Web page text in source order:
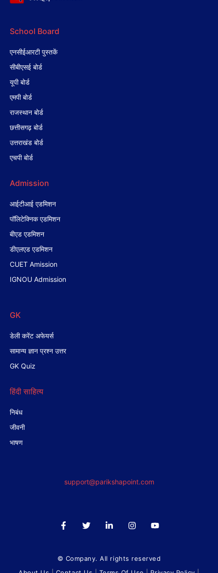
School Board
एनसीईआरटी पुस्तकें
सीबीएसई बोर्ड
यूपी बोर्ड
एमपी बोर्ड
राजस्थान बोर्ड
छत्तीसगढ़ बोर्ड
उत्तराखंड बोर्ड
एचपी बोर्ड
Admission
आईटीआई एडमिशन
पॉलिटेक्निक एडमिशन
बीएड एडमिशन
डीएलएड एडमिशन
CUET Amission
IGNOU Admission
GK
डेली करेंट अफेयर्स
सामान्य ज्ञान प्रश्न उत्तर
GK Quiz
हिंदी साहित्य
निबंध
जीवनी
भाषण
support@parikshapoint.com
© Company. All rights reserved